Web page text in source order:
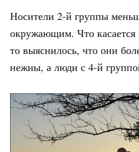
Носители 2-й группы
окружающим. Что касается
то выяснилось, что они
нежны, а люди с 4-й